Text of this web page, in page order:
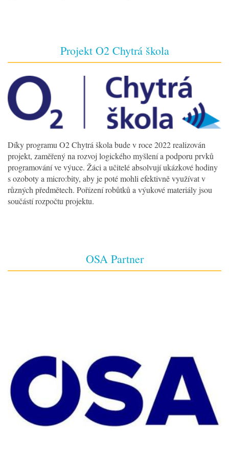
Projekt O2 Chytrá škola
Díky programu O2 Chytrá škola bude v roce 2022 realizován
projekt, zaměřený na rozvoj logického myšlení a podporu prvků
programování ve výuce. Žáci a učitelé absolvují ukázkové hodiny
s ozoboty a micro:bity, aby je poté mohli efektivně využívat v
různých předmětech. Pořízení robůtků a výukové materiály jsou
součástí rozpočtu projektu.
OSA Partner